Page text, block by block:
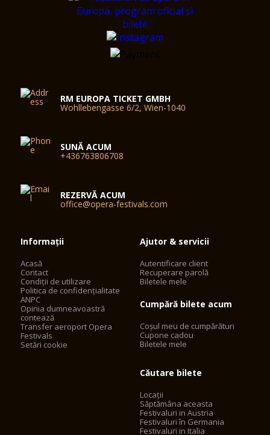
RM EUROPA TICKET GMBH
Wohllebengasse 6/2, Wien-1040
SUNĂ ACUM
+436763806708
REZERVĂ ACUM
office@opera-festivals.com
Informații
Acasă
Contact
Condiții de utilizare
Politica de confidențialitate
ANPC
Opinia dumneavoastră
contează
Transfer aeroport Opera
Festivals
Setări cookie
Ajutor & servicii
Autentificare client
Recuperare parolă
Biletele mele
Cumpără bilete acum
Coșul meu de cumpărături
Cupone cadou
Biletele mele
Căutare bilete
Locații
Săptămâna aceasta
Festivaluri in Austria
Festivaluri în Germania
Festivaluri in Italia